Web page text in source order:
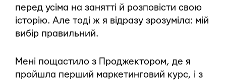
перед усіма на занятті й розповісти свою
історію. Але тоді ж я відразу зрозуміла: мій
вибір правильний.
Мені пощастило з Проджектором, де я
пройшла перший маркетинговий курс, і з